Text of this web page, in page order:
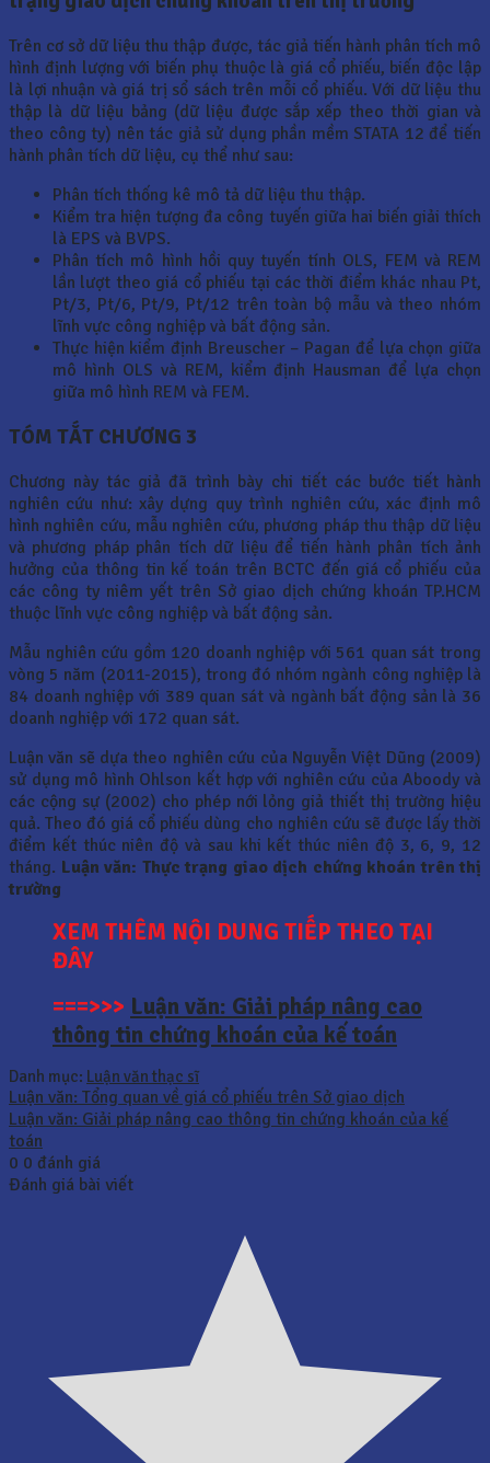
Trên cơ sở dữ liệu thu thập được, tác giả tiến hành phân tích mô
hình định lượng với biến phụ thuộc là giá cổ phiếu, biến độc lập
là lợi nhuận và giá trị sổ sách trên mỗi cổ phiếu. Với dữ liệu thu
thập là dữ liệu bảng (dữ liệu được sắp xếp theo thời gian và
theo công ty) nên tác giả sử dụng phần mềm STATA 12 để tiến
hành phân tích dữ liệu, cụ thể như sau:
Phân tích thống kê mô tả dữ liệu thu thập.
Kiểm tra hiện tượng đa công tuyến giữa hai biến giải thích
là EPS và BVPS.
Phân tích mô hình hồi quy tuyến tính OLS, FEM và REM
lần lượt theo giá cổ phiếu tại các thời điểm khác nhau Pt,
Pt/3, Pt/6, Pt/9, Pt/12 trên toàn bộ mẫu và theo nhóm
lĩnh vực công nghiệp và bất động sản.
Thực hiện kiểm định Breuscher – Pagan để lựa chọn giữa
mô hình OLS và REM, kiểm định Hausman để lựa chọn
giữa mô hình REM và FEM.
TÓM TẮT CHƯƠNG 3
Chương này tác giả đã trình bày chi tiết các bước tiết hành
nghiên cứu như: xây dựng quy trình nghiên cứu, xác định mô
hình nghiên cứu, mẫu nghiên cứu, phương pháp thu thập dữ liệu
và phương pháp phân tích dữ liệu để tiến hành phân tích ảnh
hưởng của thông tin kế toán trên BCTC đến giá cổ phiếu của
các công ty niêm yết trên Sở giao dịch chứng khoán TP.HCM
thuộc lĩnh vực công nghiệp và bất động sản.
Mẫu nghiên cứu gồm 120 doanh nghiệp với 561 quan sát trong
vòng 5 năm (2011-2015), trong đó nhóm ngành công nghiệp là
84 doanh nghiệp với 389 quan sát và ngành bất động sản là 36
doanh nghiệp với 172 quan sát.
Luận văn sẽ dựa theo nghiên cứu của Nguyễn Việt Dũng (2009)
sử dụng mô hình Ohlson kết hợp với nghiên cứu của Aboody và
các cộng sự (2002) cho phép nới lỏng giả thiết thị trường hiệu
quả. Theo đó giá cổ phiếu dùng cho nghiên cứu sẽ được lấy thời
điểm kết thúc niên độ và sau khi kết thúc niên độ 3, 6, 9, 12
tháng. Luận văn: Thực trạng giao dịch chứng khoán trên thị
trường
XEM THÊM NỘI DUNG TIẾP THEO TẠI
ĐÂY
===>>> Luận văn: Giải pháp nâng cao
thông tin chứng khoán của kế toán
Danh mục: Luận văn thạc sĩ
Luận văn: Tổng quan về giá cổ phiếu trên Sở giao dịch
Luận văn: Giải pháp nâng cao thông tin chứng khoán của kế
toán
0 0 đánh giá
Đánh giá bài viết